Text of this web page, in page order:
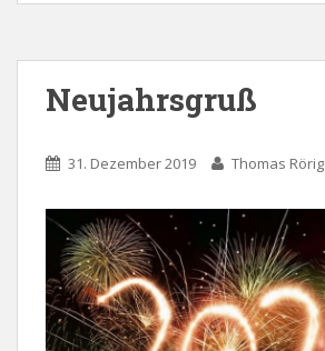
Neujahrsgruß
31. Dezember 2019 Thomas Rörig